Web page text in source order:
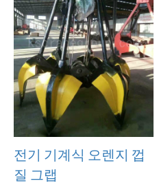
전기 기계식 오렌지 껍
질 그랩